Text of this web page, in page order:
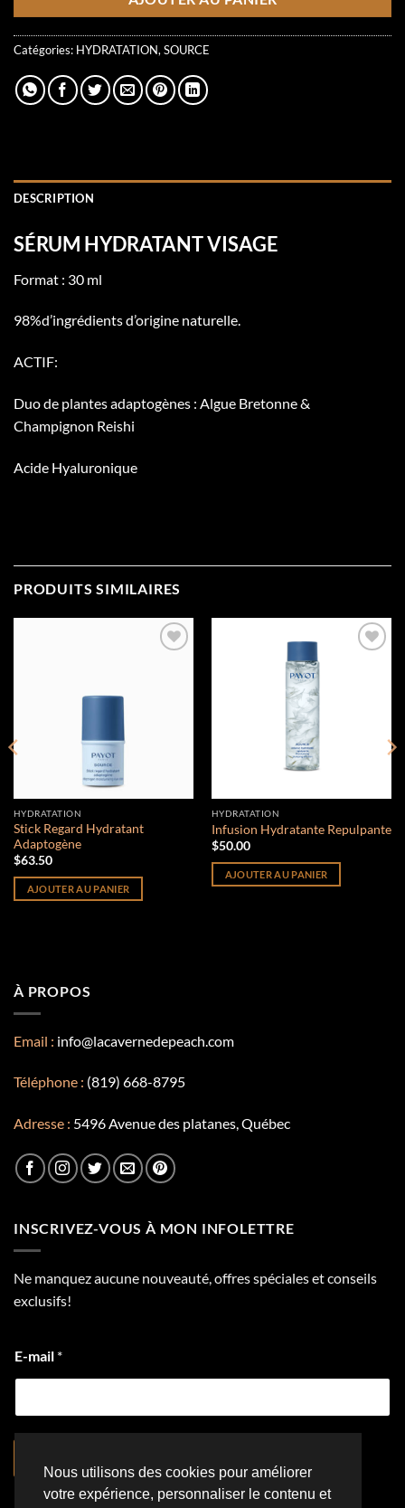
Catégories: HYDRATATION,SOURCE
DESCRIPTION
SÉRUM HYDRATANT VISAGE
Format : 30 ml
98%d’ingrédients d’origine naturelle.
ACTIF:
Duo de plantes adaptogènes : Algue Bretonne &
Champignon Reishi
Acide Hyaluronique
PRODUITS SIMILAIRES
HYDRATATION
Stick Regard Hydratant
Adaptogène
$63.50
AJOUTER AU PANIER
HYDRATATION
Infusion Hydratante Repulpante
$50.00
AJOUTER AU PANIER
À PROPOS
Email : info@lacavernedepeach.com
Téléphone : (819) 668-8795
Adresse : 5496 Avenue des platanes, Québec
INSCRIVEZ-VOUS À MON INFOLETTRE
Ne manquez aucune nouveauté, offres spéciales et conseils
exclusifs!
E-mail *
Nous utilisons des cookies pour améliorer
votre expérience, personnaliser le contenu et